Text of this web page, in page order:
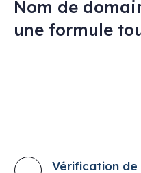
Nom de
une formule
Vérification de